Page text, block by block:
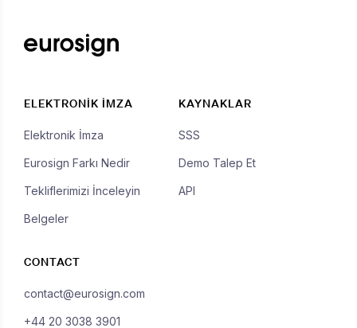
ELEKTRONIK İMZA
Elektronik İmza
Eurosign Farkı Nedir
Tekliflerimizi İnceleyin
Belgeler
KAYNAKLAR
SSS
Demo Talep Et
API
CONTACT
contact@eurosign.com
+44 20 3038 3901